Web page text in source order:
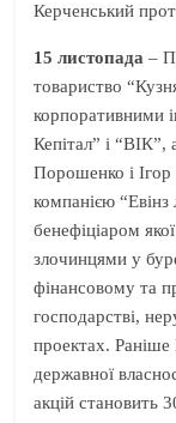
Керченський
15листопада –
товариство
корпоративними
Кепітал” і “ВІК”,
Порошенко і
компанією
бенефіціаром
злочинцями у
фінансовому та
господарстві,
проектах. Раніше
державної
акцій становить